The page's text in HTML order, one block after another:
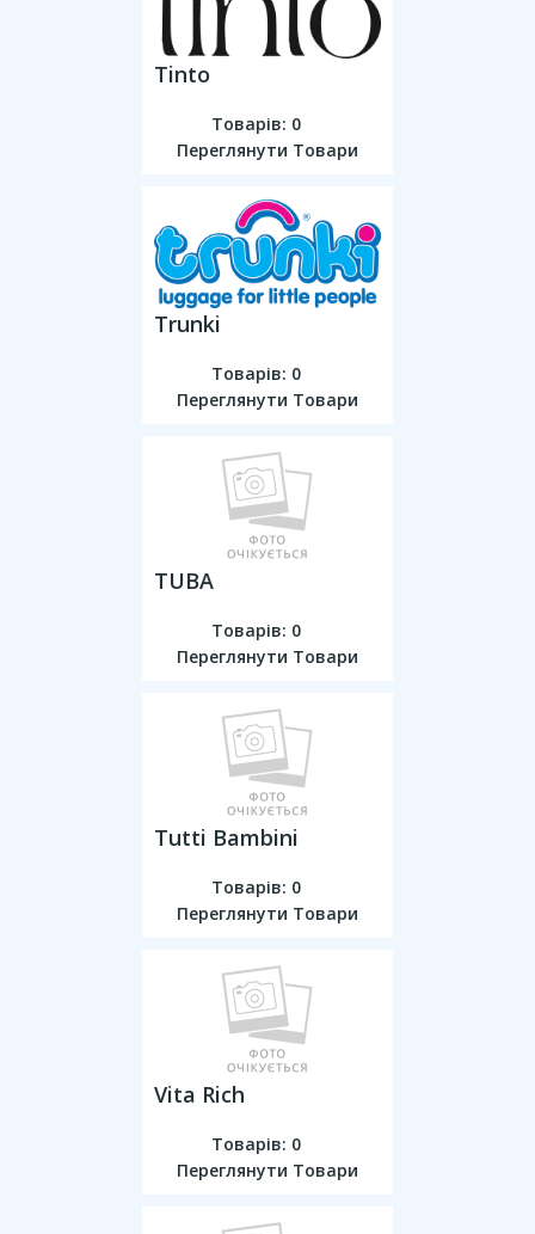
Tinto
Товарів: 0
Переглянути Товари
Trunki
Товарів: 0
Переглянути Товари
TUBA
Товарів: 0
Переглянути Товари
Tutti Bambini
Товарів: 0
Переглянути Товари
Vita Rich
Товарів: 0
Переглянути Товари